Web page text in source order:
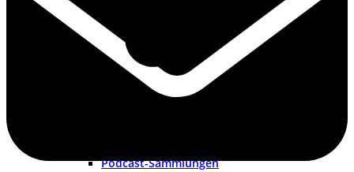
Podcast-Sammlungen